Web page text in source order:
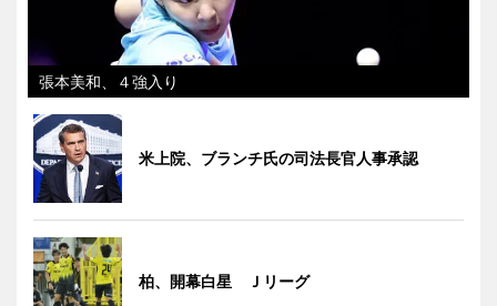
張本美和、４強入り
米上院、ブランチ氏の司法長官人事承認
柏、開幕白星 Ｊリーグ